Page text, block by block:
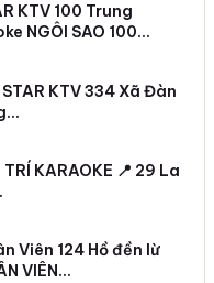
KTV 100 Trung
NGÔI SAO 100…
KTV 334 Xã Đàn
KARAOKE 📍 29 La
Viên 124 Hồ đền lừ
VIÊN…